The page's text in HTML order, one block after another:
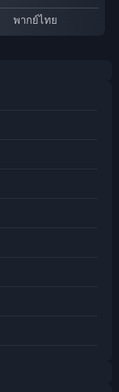
พากย์ไทย